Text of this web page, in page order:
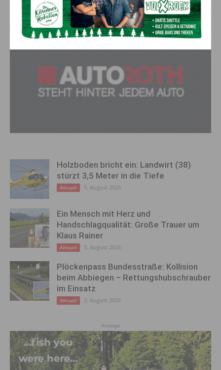
Holzboden bricht ein: Landwirt (38)
stürzt 3,5 Meter in die Tiefe
Aktuell 5. August 2026
Ein Mensch mit Herz und
Handschlagqualität: Große Trauer um
Klaus Rainer
Aktuell 3. August 2026
Plöckenpass Bundesstraße: Kollision
beim Abbiegen – Rettungshubschrauber
im Einsatz
Aktuell 3. August 2026
Anzeige